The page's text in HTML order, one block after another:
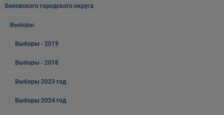
Беловского городского округа
Выборы
Выборы - 2019
Выборы - 2018
Выборы 2023 год
Выборы 2024 год